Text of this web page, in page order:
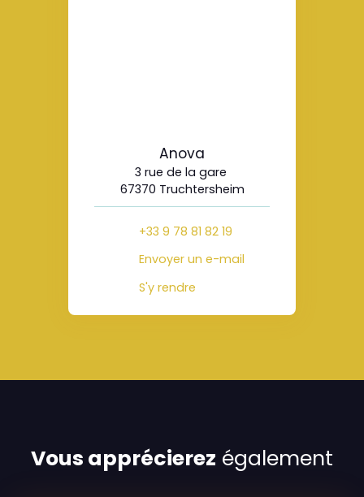
Anova
3 rue de la gare
67370 Truchtersheim
+33 9 78 81 82 19
Envoyer un e-mail
S'y rendre
Vous apprécierez également